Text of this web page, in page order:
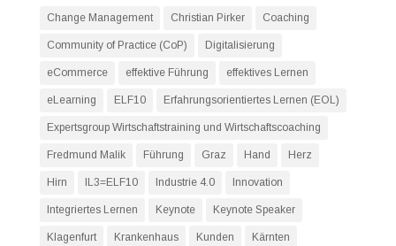
Change Management Christian Pirker Coaching
Community of Practice (CoP) Digitalisierung
eCommerce effektive Führung effektives Lernen
eLearning ELF10 Erfahrungsorientiertes Lernen (EOL)
Expertsgroup Wirtschaftstraining und Wirtschaftscoaching
Fredmund Malik Führung Graz Hand Herz
Hirn IL3=ELF10 Industrie 4.0 Innovation
Integriertes Lernen Keynote Keynote Speaker
Klagenfurt Krankenhaus Kunden Kärnten